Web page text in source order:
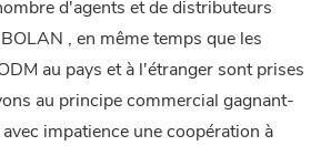
d'agents et de distributeurs
, en même temps que les
au pays et à l'étranger sont prises
au principe commercial gagnant-
impatience une coopération à